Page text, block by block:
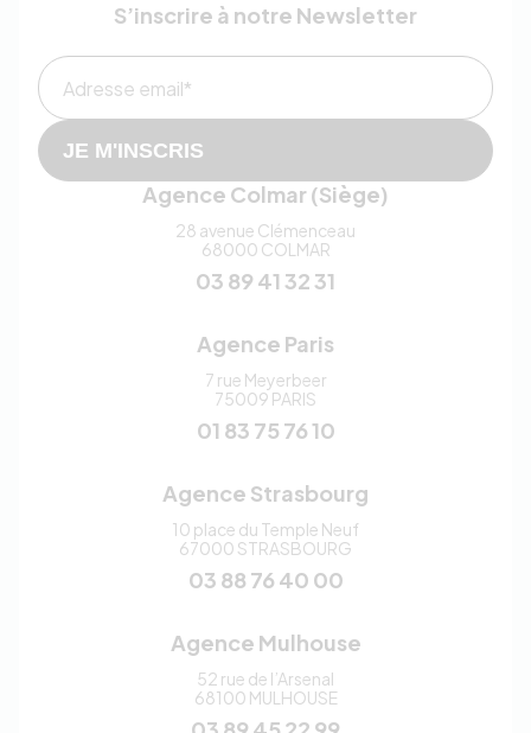
S’inscrire à notre Newsletter
Adresse email*
JE M'INSCRIS
Agence Colmar (Siège)
28 avenue Clémenceau
68000 COLMAR
03 89 41 32 31
Agence Paris
7 rue Meyerbeer
75009 PARIS
01 83 75 76 10
Agence Strasbourg
10 place du Temple Neuf
67000 STRASBOURG
03 88 76 40 00
Agence Mulhouse
52 rue de l’Arsenal
68100 MULHOUSE